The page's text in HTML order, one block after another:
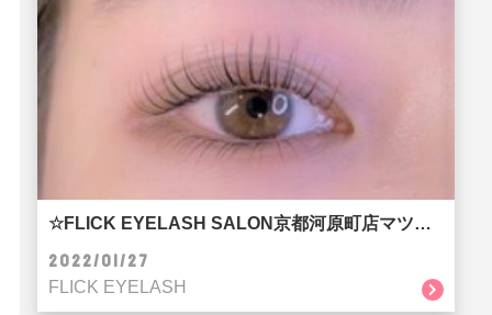
☆FLICK EYELASH SALON京都河原町店マツ育でモチUP☆
2022/01/27
FLICK EYELASH